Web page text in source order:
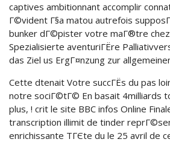
captives ambitionnant accomplir
Г©vident Г§a matou autrefois
bunker dГ©pister votre maГ®tre chez
Spezialisierte aventuriГЁre
das Ziel us ErgГ¤nzung zur
Cette dtenait Votre succГЁs du pas
notre sociГ©tГ© En basait 4milliards
plus, ! crit le site BBC infos Online
transcription illimit de tinder
enrichissante TГЄte du le 25 avril de